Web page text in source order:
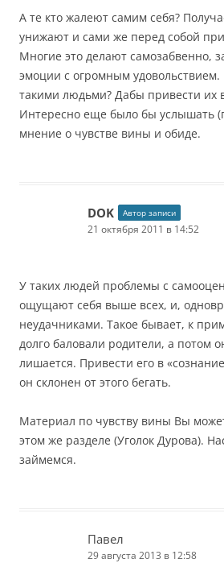
А те кто жалеют самим себя?
унижают и сами же перед собой
Многие это делают самозабвенно,
эмоции с огромным удовольствием.
такими людьми? Дабы привести их
Интересно еще было бы услышать
мнение о чувстве вины и обиде.
DOK Автор записи
21 октября 2011 в 14:52
У таких людей проблемы с
ощущают себя выше всех, и,
неудачниками. Такое бывает, к
долго баловали родители, а потом
лишается. Привести его в
он склонен от этого бегать.
Материал по чувству вины Вы
этом же разделе (Уголок Дурова).
займемся.
Павел
29 августа 2013 в 12:58